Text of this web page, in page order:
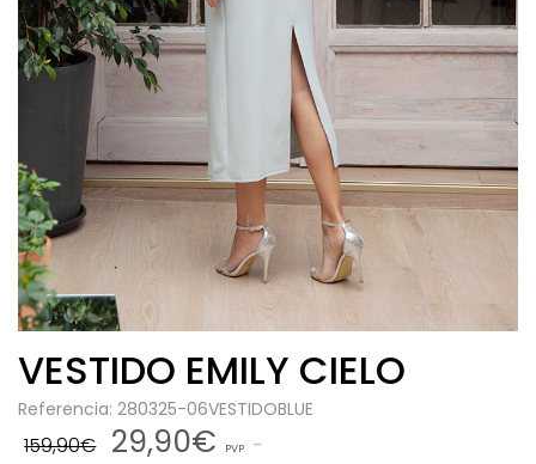
VESTIDO EMILY CIELO
Referencia: 280325-06VESTIDOBLUE
159,90€ 29,90€ PVP